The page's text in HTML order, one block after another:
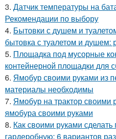
3. Датчик температуры на
Рекомендации по выбору
4. Бытовки с душем и
бытовка с туалетом и душем:
5. Площадка под мусорные
контейнерной площадки для
6. Ямобур своими руками из
материалы необходимы
7. Ямобур на трактор своими
ямобура своими руками
8. Как своими руками
гардеробную: 6 вариантов